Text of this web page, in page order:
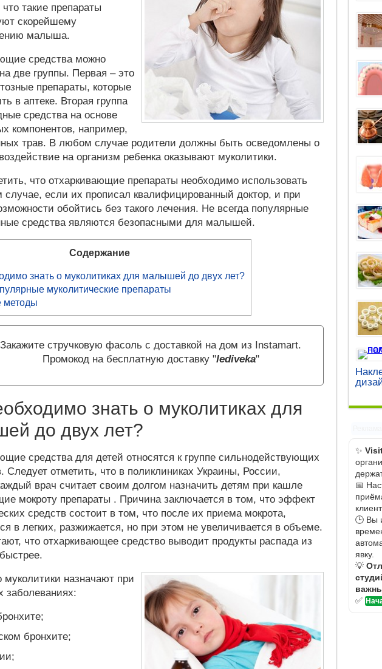
такие препараты
скорейшему
малыша.
средства можно
две группы. Первая – это
препараты, которые
в аптеке. Вторая группа
средства на основе
компонентов, например,
трав. В любом случае родители должны быть осведомлены о
на организм ребенка оказывают муколитики.
что отхаркивающие препараты необходимо использовать
если их прописал квалифицированный доктор, и при
обойтись без такого лечения. Не всегда популярные
средства являются безопасными для малышей.
Содержание
знать о муколитиках для малышей до двух лет?
муколитические препараты
методы
Закажите стручковую фасоль с доставкой на дом из Instamart.
Промокод на бесплатную доставку "lediveka"
знать о муколитиках для
до двух лет?
средства для детей относятся к группе сильнодействующих
Следует отметить, что в поликлиниках Украины, России,
врач считает своим долгом назначить детям при кашле
мокроту препараты . Причина заключается в том, что эффект
средств состоит в том, что после их приема мокрота,
в легких, разжижается, но при этом не увеличивается в объеме.
что отхаркивающее средство выводит продукты распада из
муколитики назначают при
бронхите;
✨
📅
🕒 Вы
явку.
💡
✅